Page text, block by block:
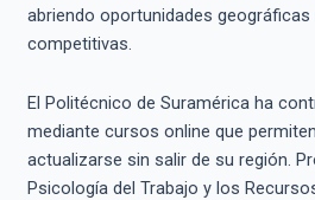
abriendo oportunidades
competitivas.
El Politécnico de Suramérica ha
mediante cursos online que
actualizarse sin salir de su región.
Psicología del Trabajo y los